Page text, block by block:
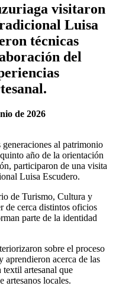
visitaron
Luisa
técnicas
del
de 2026
al patrimonio
año de la orientación
participaron de una visita
Luisa Escudero.
de Turismo, Cultura y
de cerca distintos oficios
parte de la identidad
sobre el proceso
aprendieron acerca de las
artesanal que
artesanos locales.